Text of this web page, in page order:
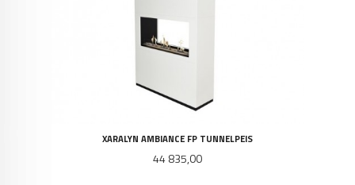
XARALYN AMBIANCE FP TUNNELPEIS
Pris
44 835,00